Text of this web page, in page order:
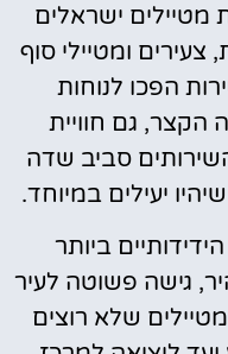
מטיילים ישראלים
ומטיילי סוף
הפכו לנוחות
הקצר, גם חוויית
סביב שדה
יעילים במיוחד.
ביותר
גישה פשוטה לעיר
שלא רוצים